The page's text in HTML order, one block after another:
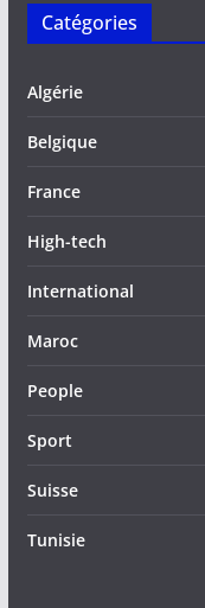
Catégories
Algérie
Belgique
France
High-tech
International
Maroc
People
Sport
Suisse
Tunisie